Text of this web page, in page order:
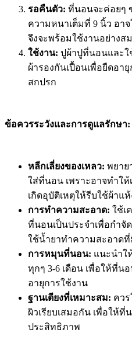
รอคืนตัว: ที่นอนจะค่อยๆ
ความหนาเต็มที่ 9 นิ้ว อา
จึงจะพร้อมใช้งานอย่าง
ใช้งาน: ปูผ้าปูที่นอนและใ
ผ้ารองกันเปื้อนเพื่อยืดอา
สกปรก
ข้อควรระวังและการดูแลรักษา:
หลีกเลี่ยงของเหลว: พยาย
ใส่ที่นอน เพราะอาจทำใ
เกิดอุบัติเหตุให้รีบใช้ผ้าแ
การทำความสะอาด: ใช้เ
ที่นอนเป็นประจำเพื่อกำ
ใช้น้ำยาทำความสะอาดที่
การหมุนที่นอน: แนะนำใ
ทุกๆ 3-6 เดือน เพื่อให้ที่น
อายุการใช้งาน
ฐานเตียงที่เหมาะสม: คว
ผิวเรียบเสมอกัน เพื่อให้ที่
ประสิทธิภาพ